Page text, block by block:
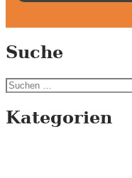
Suche
Suchen
Kategorien